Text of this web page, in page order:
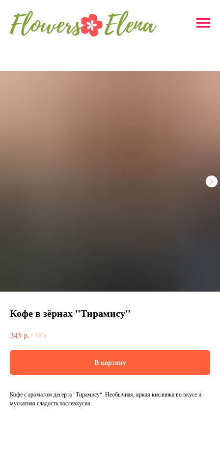
Кофе в зёрнах "Тирамису"
345 р. / 100 г
В корзину
Кофе с ароматом десерта "Тирамису". Необычная, яркая кислинка во вкусе и
мускатная сладость послевкусия.